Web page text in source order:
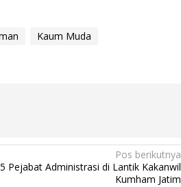
Kaum Muda
Pos berikutnya
Pejabat Administrasi di Lantik Kakanwil
Kumham Jatim